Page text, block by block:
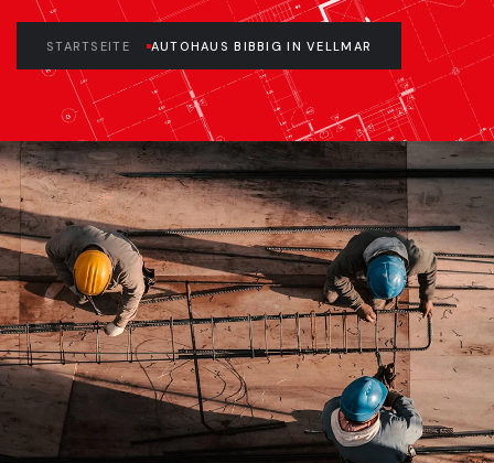
STARTSEITE AUTOHAUS BIBBIG IN VELLMAR